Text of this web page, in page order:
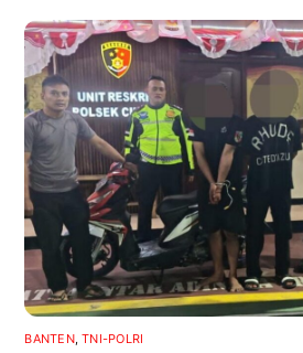
BANTEN,TNI-POLRI